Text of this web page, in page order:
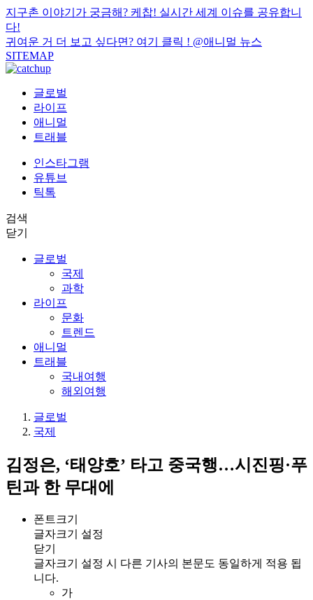
지구촌 이야기가 궁금해? 케찹! 실시간 세계 이슈를 공유합니
다!
귀여운 거 더 보고 싶다면? 여기 클릭 ! @애니멀 뉴스
SITEMAP
글로벌
라이프
애니멀
트래블
인스타그램
유튜브
틱톡
검색
닫기
글로벌
국제
과학
라이프
문화
트렌드
애니멀
트래블
국내여행
해외여행
글로벌
국제
김정은, ‘태양호’ 타고 중국행…시진핑·푸
틴과 한 무대에
폰트크기
글자크기 설정
닫기
글자크기 설정 시 다른 기사의 본문도 동일하게 적용 됩
니다.
가